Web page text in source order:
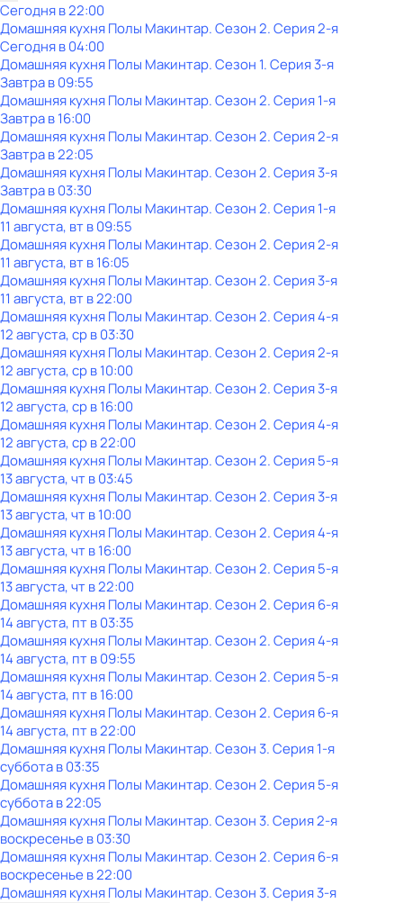
Сегодня в 22:00
Домашняя кухня Полы Макинтар. Сезон 2. Серия 2-я
Сегодня в 04:00
Домашняя кухня Полы Макинтар. Сезон 1. Серия 3-я
Завтра в 09:55
Домашняя кухня Полы Макинтар. Сезон 2. Серия 1-я
Завтра в 16:00
Домашняя кухня Полы Макинтар. Сезон 2. Серия 2-я
Завтра в 22:05
Домашняя кухня Полы Макинтар. Сезон 2. Серия 3-я
Завтра в 03:30
Домашняя кухня Полы Макинтар. Сезон 2. Серия 1-я
11 августа, вт в 09:55
Домашняя кухня Полы Макинтар. Сезон 2. Серия 2-я
11 августа, вт в 16:05
Домашняя кухня Полы Макинтар. Сезон 2. Серия 3-я
11 августа, вт в 22:00
Домашняя кухня Полы Макинтар. Сезон 2. Серия 4-я
12 августа, ср в 03:30
Домашняя кухня Полы Макинтар. Сезон 2. Серия 2-я
12 августа, ср в 10:00
Домашняя кухня Полы Макинтар. Сезон 2. Серия 3-я
12 августа, ср в 16:00
Домашняя кухня Полы Макинтар. Сезон 2. Серия 4-я
12 августа, ср в 22:00
Домашняя кухня Полы Макинтар. Сезон 2. Серия 5-я
13 августа, чт в 03:45
Домашняя кухня Полы Макинтар. Сезон 2. Серия 3-я
13 августа, чт в 10:00
Домашняя кухня Полы Макинтар. Сезон 2. Серия 4-я
13 августа, чт в 16:00
Домашняя кухня Полы Макинтар. Сезон 2. Серия 5-я
13 августа, чт в 22:00
Домашняя кухня Полы Макинтар. Сезон 2. Серия 6-я
14 августа, пт в 03:35
Домашняя кухня Полы Макинтар. Сезон 2. Серия 4-я
14 августа, пт в 09:55
Домашняя кухня Полы Макинтар. Сезон 2. Серия 5-я
14 августа, пт в 16:00
Домашняя кухня Полы Макинтар. Сезон 2. Серия 6-я
14 августа, пт в 22:00
Домашняя кухня Полы Макинтар. Сезон 3. Серия 1-я
субботав03:35
Домашняя кухня Полы Макинтар. Сезон 2. Серия 5-я
субботав22:05
Домашняя кухня Полы Макинтар. Сезон 3. Серия 2-я
воскресенье в03:30
Домашняя кухня Полы Макинтар. Сезон 2. Серия 6-я
воскресенье в22:00
Домашняя кухня Полы Макинтар. Сезон 3. Серия 3-я